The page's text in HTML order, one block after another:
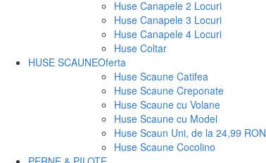
Huse Canapele 2 Locuri
Huse Canapele 3 Locuri
Huse Canapele 4 Locuri
Huse Coltar
HUSE SCAUNEOferta
Huse Scaune Catifea
Huse Scaune Creponate
Huse Scaune cu Volane
Huse Scaune cu Model
Huse Scaun Uni, de la 24,99 RON
Huse Scaune Cocolino